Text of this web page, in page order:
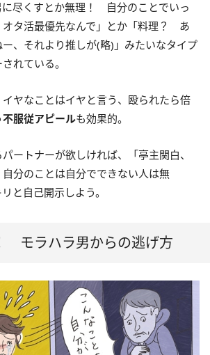
に尽くすとか無理！ 自分のことでいっ
オタ活最優先なんで」とか「料理？ あ
、それより推しが(略)」みたいなタイプ
れている。
イヤなことはイヤと言う、殴られたら倍
不服従アピールも効果的。
ートナーが欲しければ、「亭主関白、
分のことは自分でできない人は無
と自己開示しよう。
モラハラ男からの逃げ方